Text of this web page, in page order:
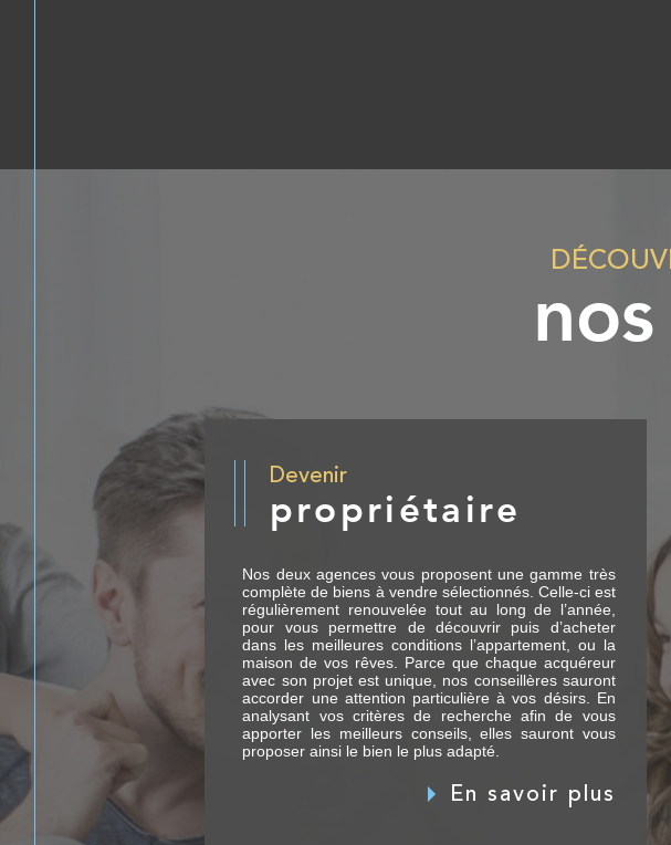
Devenir
propriétaire
Nos deux agences vous proposent une gamme très
complète de biens à vendre sélectionnés. Celle-ci est
régulièrement renouvelée tout au long de l’année,
pour vous permettre de découvrir puis d’acheter
dans les meilleures conditions l’appartement, ou la
maison de vos rêves. Parce que chaque acquéreur
avec son projet est unique, nos conseillères sauront
accorder une attention particulière à vos désirs. En
analysant vos critères de recherche afin de vous
apporter les meilleurs conseils, elles sauront vous
proposer ainsi le bien le plus adapté.
En savoir plus